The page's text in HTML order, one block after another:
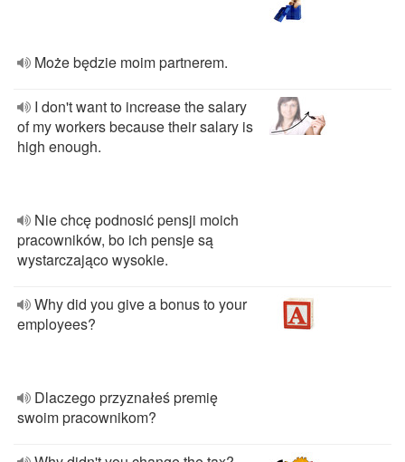
Może będzie moim partnerem.
I don't want to increase the salary
of my workers because their salary is
high enough.
Nie chcę podnosić pensji moich
pracowników, bo ich pensje są
wystarczająco wysokie.
Why did you give a bonus to your
employees?
Dlaczego przyznałeś premię
swoim pracownikom?